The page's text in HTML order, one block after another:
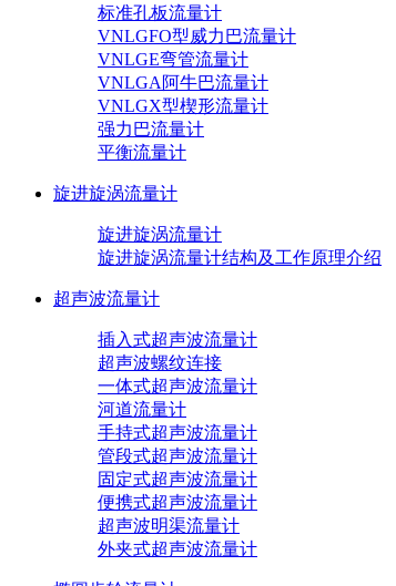
标准孔板流量计
VNLGFO型威力巴流量计
VNLGE弯管流量计
VNLGA阿牛巴流量计
VNLGX型楔形流量计
强力巴流量计
平衡流量计
旋进旋涡流量计
旋进旋涡流量计
旋进旋涡流量计结构及工作原理介绍
超声波流量计
插入式超声波流量计
超声波螺纹连接
一体式超声波流量计
河道流量计
手持式超声波流量计
管段式超声波流量计
固定式超声波流量计
便携式超声波流量计
超声波明渠流量计
外夹式超声波流量计